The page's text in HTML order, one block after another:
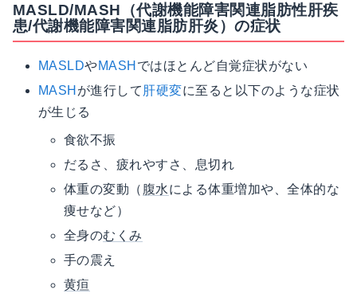
MASLD/MASH（代謝機能障害関連脂肪性肝疾
患/代謝機能障害関連脂肪肝炎）の症状
MASLDやMASH ではほとんど自覚症状がない
MASH が進行して肝硬変に至ると以下のような症状
が生じる
食欲不振
だるさ、疲れやすさ、息切れ
体重の変動（ 腹水による体重増加や、全体的な
痩せなど）
全身のむくみ
手の震え
黄疸